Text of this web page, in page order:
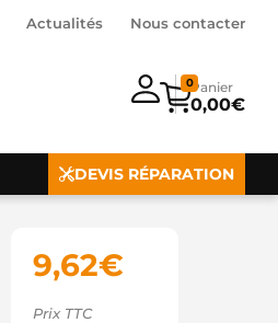
Actualités Nous contacter
0,00€
0
DEVIS RÉPARATION
9,62€
Prix TTC